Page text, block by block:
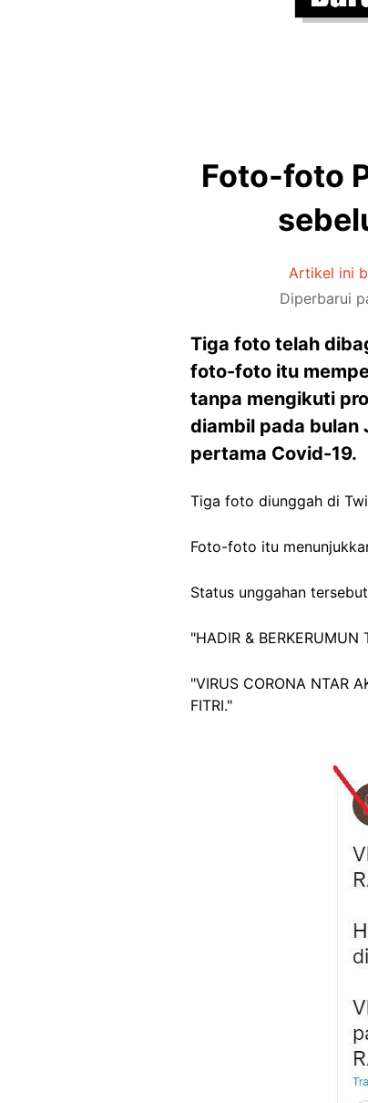
Foto-foto
Artikel ini
Diperbarui
Tiga foto telah
foto-foto itu
tanpa mengikuti
diambil pada bulan
pertama Covid-19.
Tiga foto diunggah di
Foto-foto itu
Status unggahan
"HADIR &
"VIRUS CORONA NTAR
FITRI."